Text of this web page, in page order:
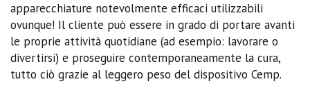
apparecchiature notevolmente efficaci utilizzabili
ovunque! Il cliente può essere in grado di portare avanti
le proprie attività quotidiane (ad esempio: lavorare o
divertirsi) e proseguire contemporaneamente la cura,
tutto ciò grazie al leggero peso del dispositivo Cemp.